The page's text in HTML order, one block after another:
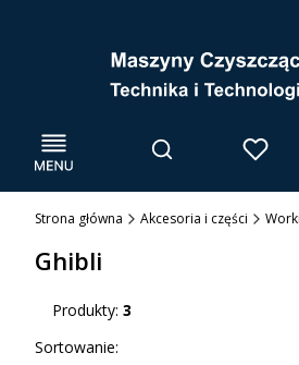
Menu Otwórz wyszukiwarkę
Szukaj Ulubione
Strona główna Akcesoria i części
Ghibli
Produkty: 3
Lista produktów
Sortowanie: